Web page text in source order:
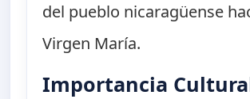
del pueblo nicaragüense
Virgen María.
Importancia